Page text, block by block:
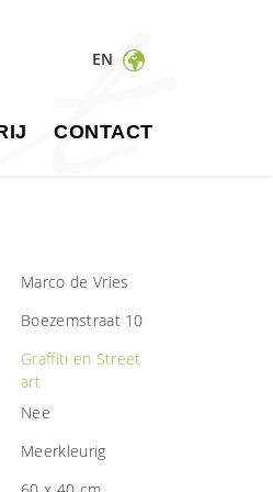
EN
CONTACT
Marco de Vries
Boezemstraat 10
Graffiti en Street
art
Nee
Meerkleurig